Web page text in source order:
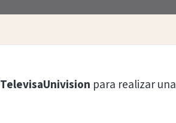
TelevisaUnivision para realizar una